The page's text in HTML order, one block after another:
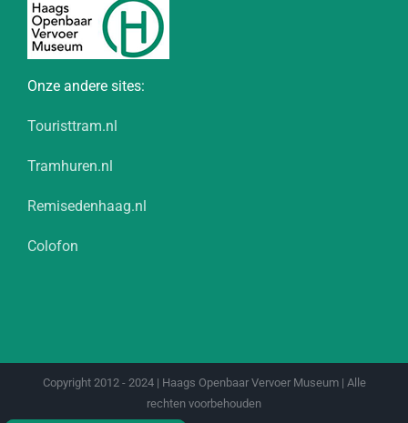
Onze andere sites:
Touristtram.nl
Tramhuren.nl
Remisedenhaag.nl
Colofon
Copyright 2012 - 2024 | Haags Openbaar Vervoer Museum | Alle
rechten voorbehouden